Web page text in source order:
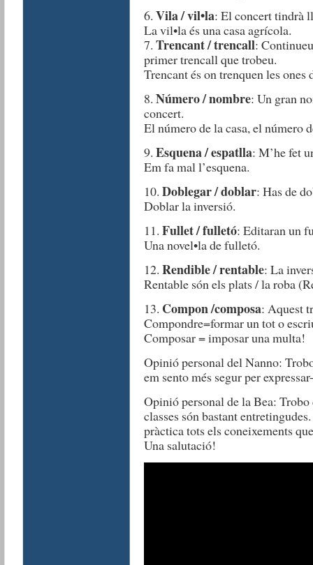
6. Vila / vil•la: El concert tindrà
La vil•la és una casa agrícola.
7. Trencant / trencall:
primer trencall que trobeu.
Trencant és on trenquen les ones
8. Número / nombre: Un gran
concert.
El número de la casa, el número
9. Esquena / espatlla: M’he fet
Em fa mal l’esquena.
10. Doblegar / doblar: Has de
Doblar la inversió.
11. Fullet / fulletó: Editaran un
Una novel•la de fulletó.
12. Rendible / rentable: La
Rentable són els plats / la roba
13. Compon /composa: Aquest
Compondre=formar un tot o
Composar = imposar una multa!
Opinió personal del Nanno:
em sento més segur per
Opinió personal de la Bea:
classes són bastant
pràctica tots els coneixements
Una salutació!